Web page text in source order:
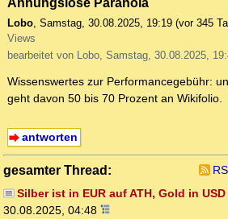
Lobo, Samstag, 30.08.2025, 19:19 (vor 345
Views
bearbeitet von Lobo, Samstag, 30.08.2025,
Wissenswertes zur Performancegebühr:
geht davon 50 bis 70 Prozent an Wikifolio.
antworten
gesamter Thread:
Silber ist in EUR auf ATH, Gold in
30.08.2025, 04:48